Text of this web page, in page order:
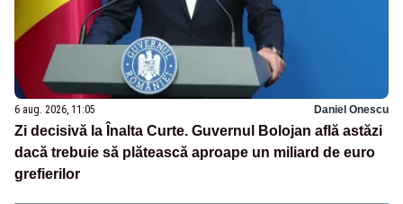
6 aug. 2026, 11:05 Daniel Onescu
Zi decisivă la Înalta Curte. Guvernul Bolojan află astăzi
dacă trebuie să plătească aproape un miliard de euro
grefierilor